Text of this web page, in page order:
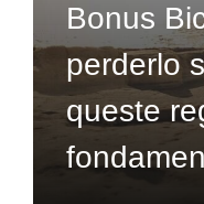
Bonus
perderlo
queste